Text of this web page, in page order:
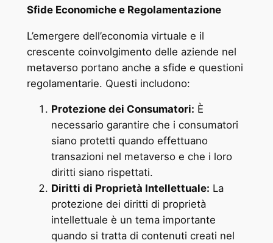
Sfide Economiche e Regolamentazione
L’emergere dell’economia virtuale e il
crescente coinvolgimento delle aziende nel
metaverso portano anche a sfide e questioni
regolamentarie. Questi includono:
Protezione dei Consumatori: È
necessario garantire che i consumatori
siano protetti quando effettuano
transazioni nel metaverso e che i loro
diritti siano rispettati.
Diritti di Proprietà Intellettuale: La
protezione dei diritti di proprietà
intellettuale è un tema importante
quando si tratta di contenuti creati nel